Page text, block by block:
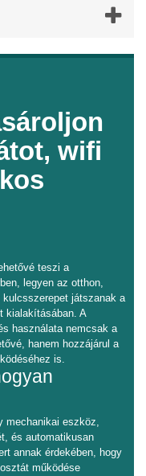
wifi
teszi a
legyen az otthon,
játszanak a
kialakításában. A
használata nemcsak a
hanem hozzájárul a
is.
mechanikai eszköz,
és automatikusan
annak érdekében, hogy
működése